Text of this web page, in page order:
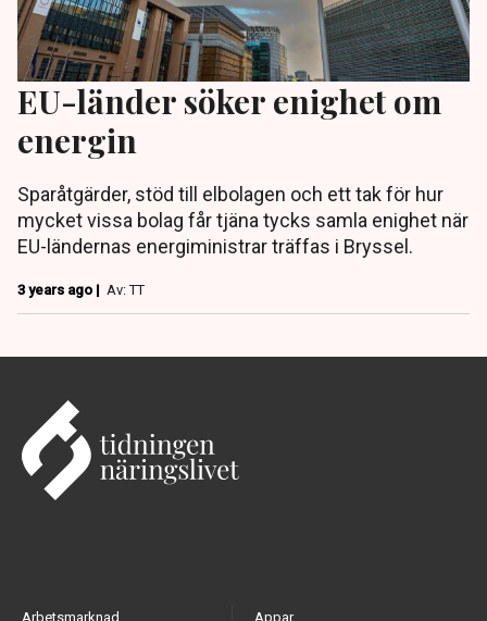
EU-länder söker enighet om
energin
Sparåtgärder, stöd till elbolagen och ett tak för hur
mycket vissa bolag får tjäna tycks samla enighet när
EU-ländernas energiministrar träffas i Bryssel.
3 years ago | Av: TT
Arbetsmarknad Appar